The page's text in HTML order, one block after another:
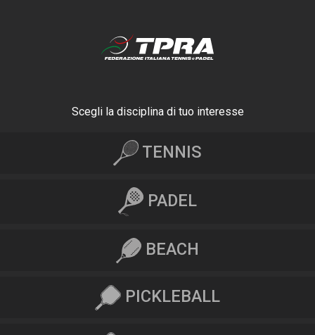
Scegli la disciplina di tuo interesse
TENNIS
PADEL
BEACH
PICKLEBALL